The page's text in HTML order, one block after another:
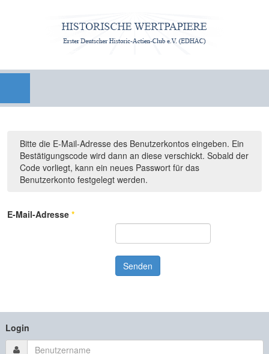
Bitte die E-Mail-Adresse des Benutzerkontos eingeben. Ein
Bestätigungscode wird dann an diese verschickt. Sobald der
Code vorliegt, kann ein neues Passwort für das
Benutzerkonto festgelegt werden.
E-Mail-Adresse *
Senden
Login